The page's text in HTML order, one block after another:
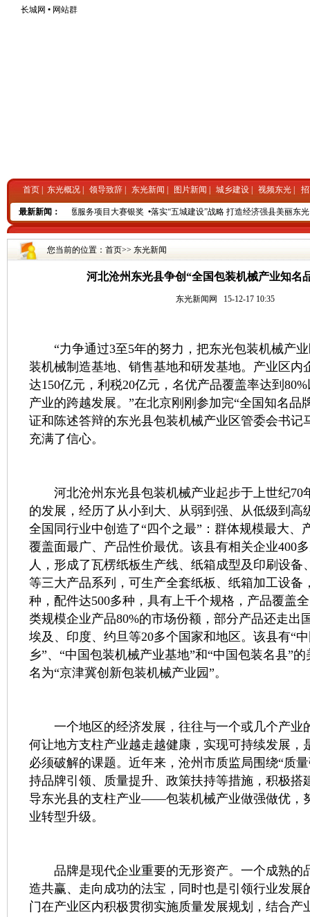
长城网 • 网站群
首页 东光概况 领导致辞 东光新闻 图片新闻 城乡建设 视频东光
最新新闻：
阳”荣获中青志愿服务项目大赛银奖 •落实“五城建设”战略 打造经济强县美丽东光 •
您当前的位置： 首页>> 东光新闻
河北沧州东光县争创“全国包装机械产业知名
东光新闻网 15-12-17 10:35
“力争通过3至5年的努力，把东光包装机械产业
装机械制造基地、销售基地和研发基地。产业区内
达150亿元，利税20亿元，名优产品覆盖率达到
产业的跨越发展。”在北京刚刚参加完“全国知名品
证和陈述答辩的东光县包装机械产业区管委会书记
充满了信心。
河北沧州东光县包装机械产业起步于上世纪70
的发展，经历了从小到大、从弱到强、从低级到高
全国同行业中创造了“四个之最”：群体规模最大、
覆盖面最广、产品性价最优。该县有相关企业400
人，形成了瓦楞纸板生产线、纸箱成型及印刷设备
等三大产品系列，可生产全套纸板、纸箱加工设备
种，配件达500多种，具有上千个规格，产品覆盖
类规模企业产品80%的市场份额，部分产品还走出
埃及、印度、约旦等20多个国家和地区。该县有“
乡”、“中国包装机械产业基地”和“中国包装名县”
名为“京津冀创新包装机械产业园”。
一个地区的经济发展，往往与一个或几个产业
何让地方支柱产业越走越健康，实现可持续发展，
必须破解的课题。近年来，沧州市质监局围绕“质
持品牌引领、质量提升、政策扶持等措施，积极搭
导东光县的支柱产业——包装机械产业做强做优，
业转型升级。
品牌是现代企业重要的无形资产。一个成熟的
造共赢、走向成功的法宝，同时也是引领行业发展
门在产业区内积极贯彻实施质量发展规划，结合产